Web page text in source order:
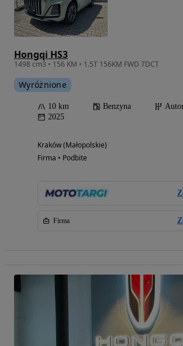
Hongqi HS3
1498 cm3 • 156 KM • 1.5T 156KM FWD 7DCT
Wyróżnione
10 km Benzyna
2025
Kraków (Małopolskie)
Firma • Podbite
Firma